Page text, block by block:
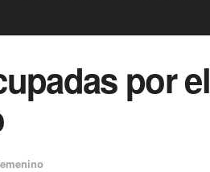
por el